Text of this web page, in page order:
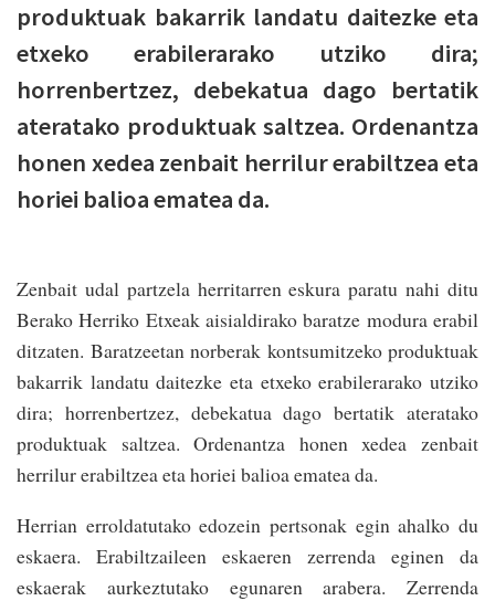
produktuak bakarrik landatu daitezke eta
etxeko erabilerarako utziko dira;
horrenbertzez, debekatua dago bertatik
ateratako produktuak saltzea. Ordenantza
honen xedea zenbait herrilur erabiltzea eta
horiei balioa ematea da.
Zenbait udal partzela herritarren eskura paratu nahi ditu
Berako Herriko Etxeak aisialdirako baratze modura erabil
ditzaten. Baratzeetan norberak kontsumitzeko produktuak
bakarrik landatu daitezke eta etxeko erabilerarako utziko
dira; horrenbertzez, debekatua dago bertatik ateratako
produktuak saltzea. Ordenantza honen xedea zenbait
herrilur erabiltzea eta horiei balioa ematea da.
Herrian erroldatutako edozein pertsonak egin ahalko du
eskaera. Erabiltzaileen eskaeren zerrenda eginen da
eskaerak aurkeztutako egunaren arabera. Zerrenda